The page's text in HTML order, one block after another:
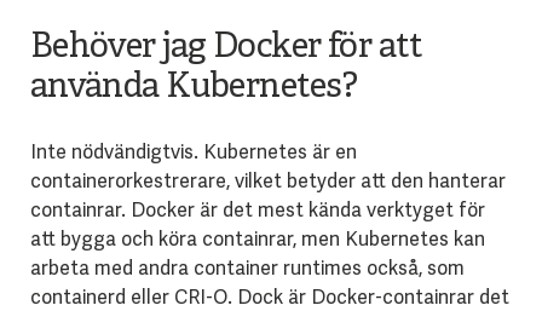
Behöver jag Docker för att
använda Kubernetes?
Inte nödvändigtvis. Kubernetes är en
containerorkestrerare, vilket betyder att den hanterar
containrar. Docker är det mest kända verktyget för
att bygga och köra containrar, men Kubernetes kan
arbeta med andra container runtimes också, som
containerd eller CRI-O. Dock är Docker-containrar det